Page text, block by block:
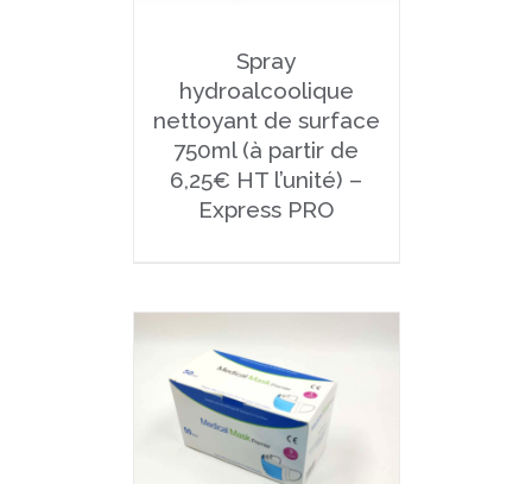
Spray
hydroalcoolique
nettoyant de surface
750ml (à partir de
6,25€ HT l’unité) –
Express PRO